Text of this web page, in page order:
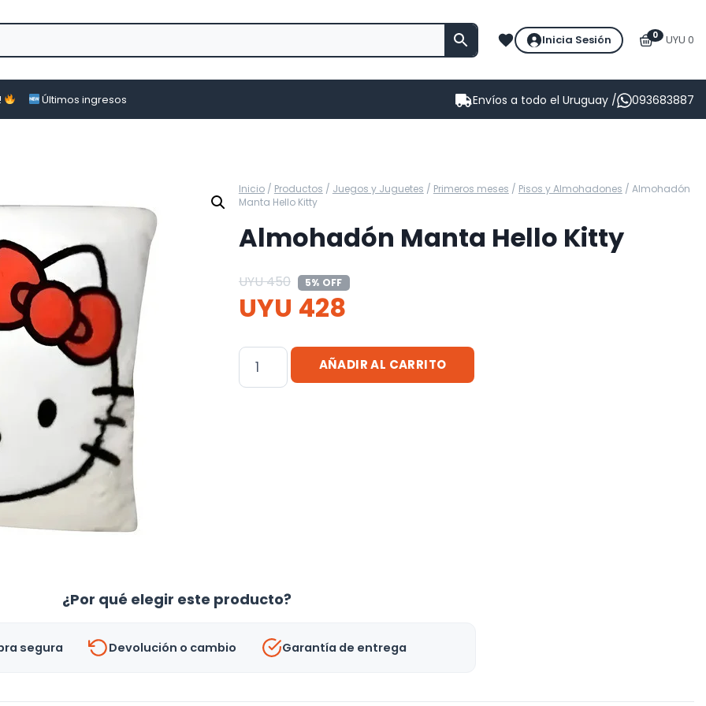
Inicia Sesión 0 UYU 0
Últimos ingresos Envíos a todo el Uruguay / 093683887
Inicio / Productos / Juegos y Juguetes / Primeros meses / Pisos y Almohadones / Almohadón
Manta Hello Kitty
Almohadón Manta Hello Kitty
UYU450 5% OFF
UYU 428
Almohadón
Manta
AÑADIR AL CARRITO
¿Por qué elegir este producto?
segura Devolución o cambio Garantía de entrega